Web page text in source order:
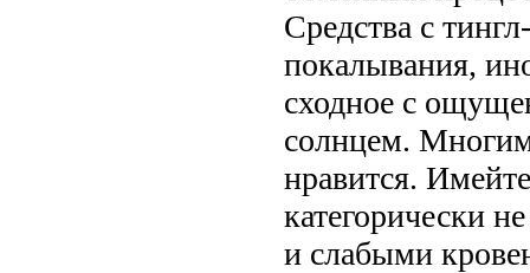
Средства с
покалывания,
сходное с
солнцем.
нравится.
категорически
и слабыми